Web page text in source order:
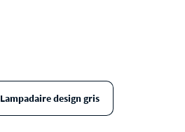
Lampadaire design gris